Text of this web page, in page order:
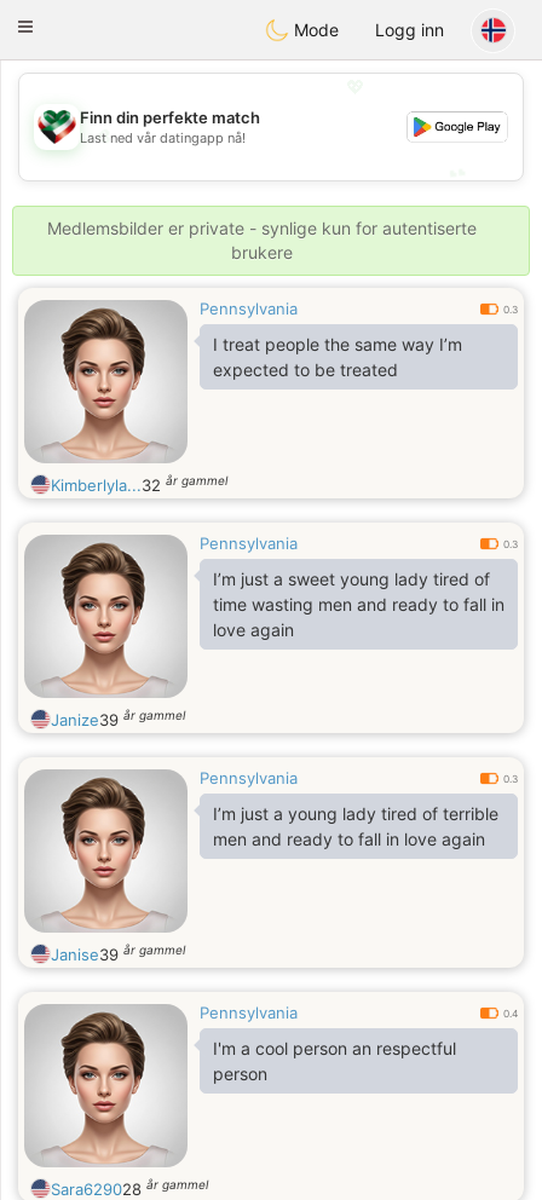
KuwaitChat
Toggle
Mode Logg inn
💖
💕
Finn din perfekte match
Last ned vår datingapp nå!
Medlemsbilder er private - synlige kun for autentiserte
brukere
Pennsylvania 0.3
I treat people the same way I’m
expected to be treated
Kimberlyla...32 år gammel
Pennsylvania 0.3
I’m just a sweet young lady tired of
time wasting men and ready to fall in
love again
Janize39 år gammel
Pennsylvania 0.3
I’m just a young lady tired of terrible
men and ready to fall in love again
Janise39 år gammel
Pennsylvania 0.4
I'm a cool person an respectful
person
Sara629028 år gammel